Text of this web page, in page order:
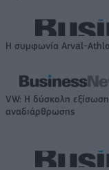
Η συμφωνία Arval-
VW: Η δύσκολη
αναδιάρθρωσης